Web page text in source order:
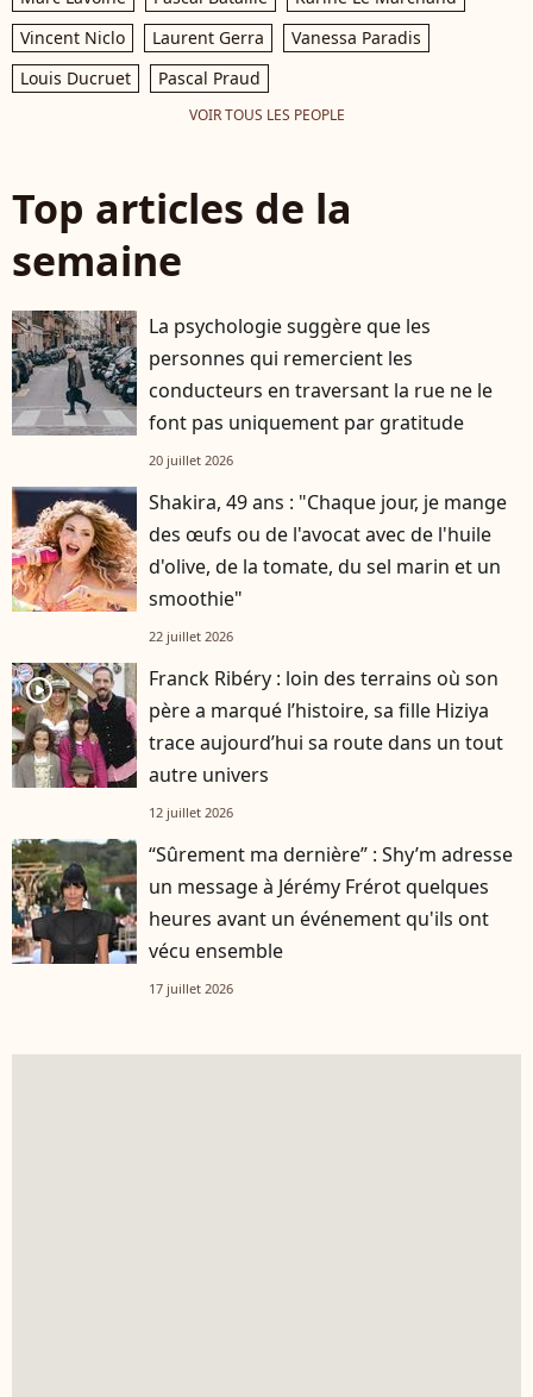
Vincent Niclo
Laurent Gerra
Vanessa Paradis
Louis Ducruet
Pascal Praud
VOIR TOUS LES PEOPLE
Top articles de la
semaine
La psychologie suggère que les
personnes qui remercient les
conducteurs en traversant la rue ne le
font pas uniquement par gratitude
20 juillet 2026
Shakira, 49 ans : "Chaque jour, je mange
des œufs ou de l'avocat avec de l'huile
d'olive, de la tomate, du sel marin et un
smoothie"
22 juillet 2026
player2
Franck Ribéry : loin des terrains où son
père a marqué l’histoire, sa fille Hiziya
trace aujourd’hui sa route dans un tout
autre univers
12 juillet 2026
“Sûrement ma dernière” : Shy’m adresse
un message à Jérémy Frérot quelques
heures avant un événement qu'ils ont
vécu ensemble
17 juillet 2026